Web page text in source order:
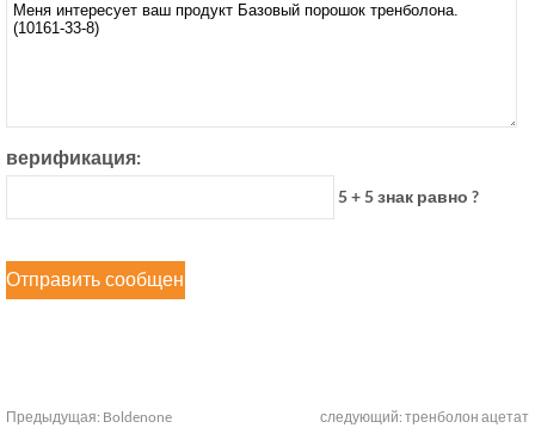
верификация:
5 + 5 знак равно ?
Предыдущая: Boldenone
следующий: тренболон ацетат